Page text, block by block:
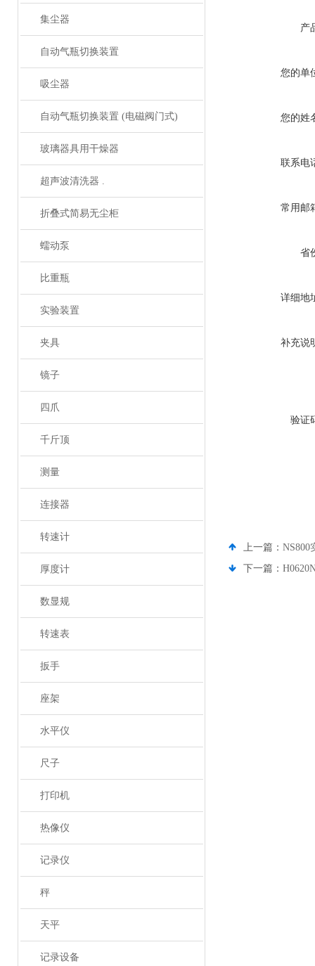
集尘器
自动气瓶切换装置
吸尘器
自动气瓶切换装置 (电磁阀门式)
玻璃器具用干燥器
超声波清洗器 .
折叠式简易无尘柜
蠕动泵
比重瓶
实验装置
夹具
镜子
四爪
千斤顶
测量
连接器
转速计
厚度计
数显规
转速表
扳手
座架
水平仪
尺子
打印机
热像仪
记录仪
秤
天平
记录设备
产
您的单
您的姓
联系电
常用邮
省
详细地
补充说
验证
上一篇： NS800
下一篇：